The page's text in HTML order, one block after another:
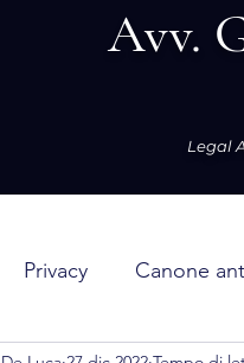
Avv.
Legal
Privacy Canone